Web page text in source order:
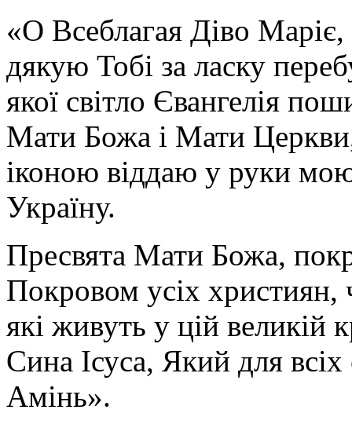
«О Всеблагая Діво
дякую Тобі за ласку
якої світло Євангелія
Мати Божа і Мати
іконою віддаю у руки
Україну.
Пресвята Мати Божа,
Покровом усіх християн,
які живуть у цій великій
Сина Ісуса, Який для
Амінь».